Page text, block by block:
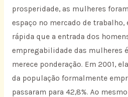
prosperidade, as mulheres
espaço no mercado de trabalho,
rápida que a entrada dos
empregabilidade das mulheres
merece ponderação. Em 2001,
da população formalmente
passaram para 42,8%. Ao